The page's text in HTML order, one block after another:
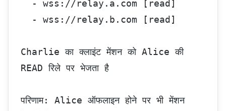
  - wss://relay.a.com [read]
  - wss://relay.b.com [read]
Charlie का क्लाइंट मेंशन को Alice की
READ रिले पर भेजता है
परिणाम: Alice ऑफलाइन होने पर भी मेंशन